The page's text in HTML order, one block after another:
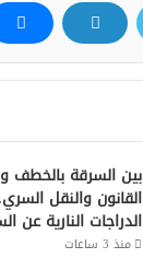
بين السرقة بالخطف
القانون والنقل
الدراجات النارية عن
منذ 3 ساعات